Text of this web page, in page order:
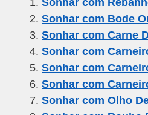
e
b
o
o
k
er gr
a
m
s
A
p
p
Sonhar com
Sonhar com Bode
Sonhar com Carne
Sonhar com
Sonhar com
Sonhar com
Sonhar com Olho